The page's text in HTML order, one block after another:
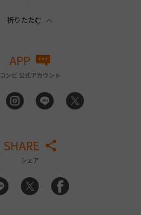
APP
コンビ 公式アカウント
SHARE
シェア